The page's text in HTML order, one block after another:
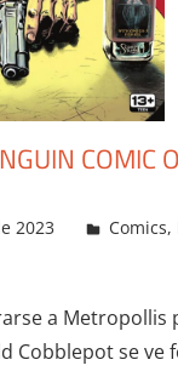
COMIC
2023 Carlitox
Comics,
a Metropollis
Cobblepot se ve